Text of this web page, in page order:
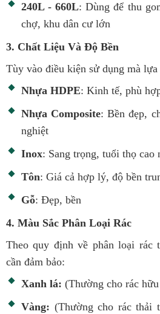
240L - 660L: Dùng để thu
chợ, khu dân cư lớn
3. Chất Liệu Và Độ Bền
Tùy vào điều kiện sử dụng mà
Nhựa HDPE: Kinh tế, phù
Nhựa Composite: Bền đẹp,
nghiệt
Inox: Sang trọng, tuổi thọ cao
Tôn: Giá cả hợp lý, độ bền
Gỗ: Đẹp, bền
4. Màu Sắc Phân Loại Rác
Theo quy định về phân loại rác
cần đảm bảo:
Xanh lá: (Thường cho rác
Vàng: (Thường cho rác thải